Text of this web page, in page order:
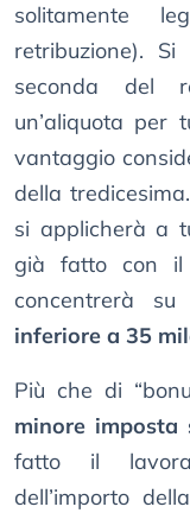
solitamente
retribuzione).
seconda del
un’aliquota per
vantaggio
della
si applicherà a
già fatto con il
concentrerà
inferiore a 35
Più che di
minore imposta
fatto il
dell’importo